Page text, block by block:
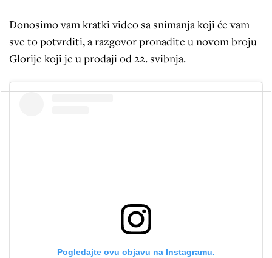
Donosimo vam kratki video sa snimanja koji će vam
sve to potvrditi, a razgovor pronađite u novom broju
Glorije koji je u prodaji od 22. svibnja.
Pogledajte ovu objavu na Instagramu.